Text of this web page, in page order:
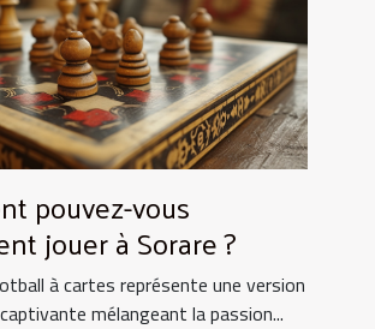
pouvez-vous
jouer à Sorare ?
à cartes représente une version
mélangeant la passion...